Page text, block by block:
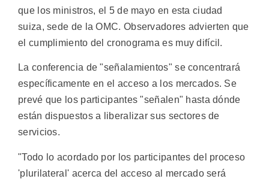
que los ministros, el 5 de mayo en esta ciudad
suiza, sede de la OMC. Observadores advierten que
el cumplimiento del cronograma es muy difícil.
La conferencia de "señalamientos" se concentrará
específicamente en el acceso a los mercados. Se
prevé que los participantes "señalen" hasta dónde
están dispuestos a liberalizar sus sectores de
servicios.
"Todo lo acordado por los participantes del proceso
'plurilateral' acerca del acceso al mercado será